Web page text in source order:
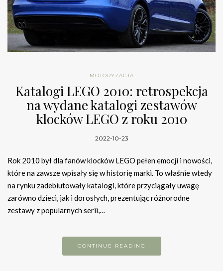
MOTORYZACJA
Katalogi LEGO 2010: retrospekcja
na wydane katalogi zestawów
klocków LEGO z roku 2010
2022-10-23
Rok 2010 był dla fanów klocków LEGO pełen emocji i nowości,
które na zawsze wpisały się w historię marki. To właśnie wtedy
na rynku zadebiutowały katalogi, które przyciągały uwagę
zarówno dzieci, jak i dorosłych, prezentując różnorodne
zestawy z popularnych serii,…
CONTINUE READING